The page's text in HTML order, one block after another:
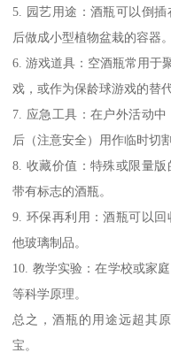
5. 园艺用途：酒瓶可以倒
后做成小型植物盆栽的容器。
6. 游戏道具：空酒瓶常用于
戏，或作为保龄球游戏的替代
7. 应急工具：在户外活动
后（注意安全）用作临时切
8. 收藏价值：特殊或限量
带有标志的酒瓶。
9. 环保再利用：酒瓶可以
他玻璃制品。
10. 教学实验：在学校或家
等科学原理。
总之，酒瓶的用途远超其
宝。